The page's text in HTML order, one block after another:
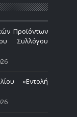
Προϊόντων
Συλλόγου
«Εντολή